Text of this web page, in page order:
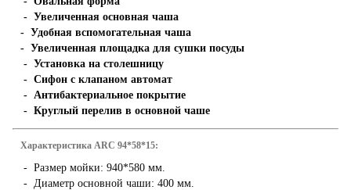
- Увеличенная основная чаша
- Удобная вспомогательная чаша
- Увеличенная площадка для сушки посуды
- Установка на столешницу
- Сифон с клапаном автомат
- Антибактериальное покрытие
- Круглый перелив в основной чаше
Характеристика ARC 94*58*15:
- Размер мойки: 940*580 мм.
- Диаметр основной чаши: 400 мм.